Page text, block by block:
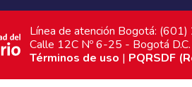
Línea de atención Bogotá:
Calle 12C Nº 6-25 - Bogotá
Términos de uso | PQRSDF